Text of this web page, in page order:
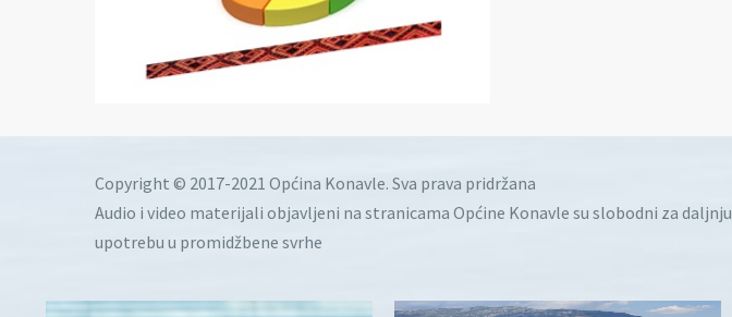
Copyright © 2017-2021 Općina Konavle. Sva prava pridržana
Audio i video materijali objavljeni na stranicama Općine Konavle su slobodni za daljnju
upotrebu u promidžbene svrhe